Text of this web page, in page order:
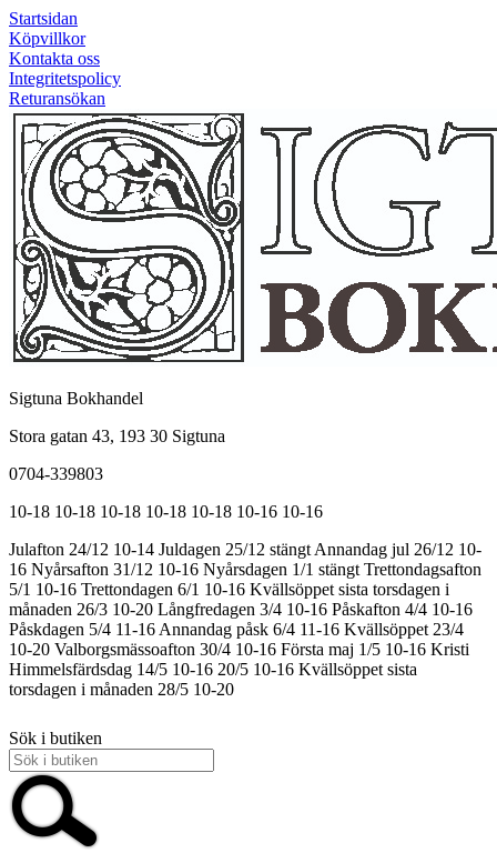
Startsidan
Köpvillkor
Kontakta oss
Integritetspolicy
Returansökan
Sigtuna Bokhandel
Stora gatan 43, 193 30 Sigtuna
0704-339803
10-18 10-18 10-18 10-18 10-18 10-16 10-16
Julafton 24/12 10-14 Juldagen 25/12 stängt Annandag jul 26/12 10-
16 Nyårsafton 31/12 10-16 Nyårsdagen 1/1 stängt Trettondagsafton
5/1 10-16 Trettondagen 6/1 10-16 Kvällsöppet sista torsdagen i
månaden 26/3 10-20 Långfredagen 3/4 10-16 Påskafton 4/4 10-16
Påskdagen 5/4 11-16 Annandag påsk 6/4 11-16 Kvällsöppet 23/4
10-20 Valborgsmässoafton 30/4 10-16 Första maj 1/5 10-16 Kristi
Himmelsfärdsdag 14/5 10-16 20/5 10-16 Kvällsöppet sista
torsdagen i månaden 28/5 10-20
Sök i butiken